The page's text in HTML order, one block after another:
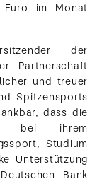
im Monat
der
Partnerschaft
und treuer
Spitzensports
dass die
bei ihrem
Studium
Unterstützung
Bank